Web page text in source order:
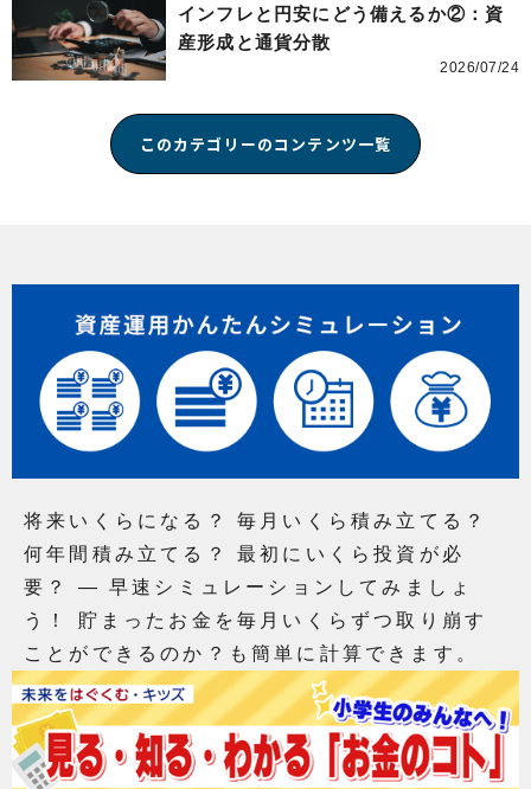
インフレと円安にどう備えるか②：資
産形成と通貨分散
2026/07/24
このカテゴリーのコンテンツ一覧
将来いくらになる？ 毎月いくら積み立てる？
何年間積み立てる？ 最初にいくら投資が必
要？ ― 早速シミュレーションしてみましょ
う！ 貯まったお金を毎月いくらずつ取り崩す
ことができるのか？も簡単に計算できます。